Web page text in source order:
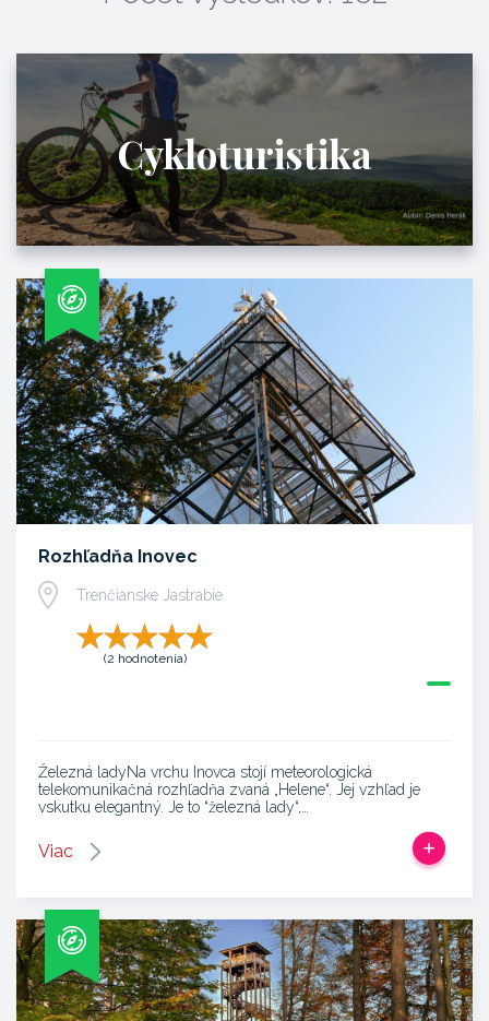
Cykloturistika
Rozhľadňa Inovec
Trenčianske Jastrabie
(2 hodnotenia)
Železná ladyNa vrchu Inovca stojí meteorologická
telekomunikačná rozhľadňa zvaná „Helene“. Jej vzhľad je
vskutku elegantný. Je to “železná lady“,…
Viac